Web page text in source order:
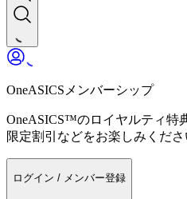
OneASICSメンバーシップ
OneASICS™のロイヤルティ特
限定割引などをお楽しみくださ
ログイン / メンバー登録